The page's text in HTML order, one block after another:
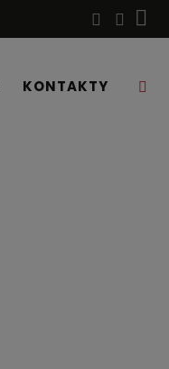
KONTAKTY